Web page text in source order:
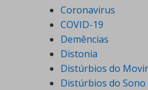
Coronavirus
COVID-19
Demências
Distonia
Distúrbios do
Distúrbios do Sono